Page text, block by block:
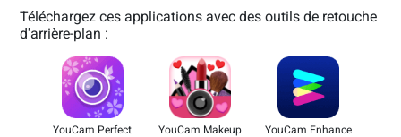
Téléchargez ces applications avec des outils de retouche
d'arrière-plan :
YouCam Perfect YouCam Makeup YouCam Enhance